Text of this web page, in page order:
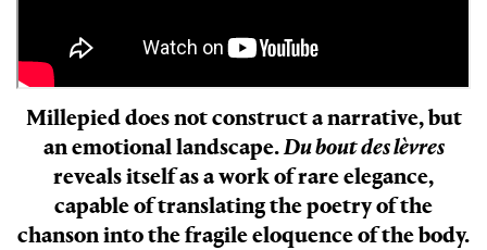
Millepied does not construct a narrative, but
an emotional landscape.Du bout des lèvres
reveals itself as a work of rare elegance,
capable of translating the poetry of the
chanson into the fragile eloquence of the body.